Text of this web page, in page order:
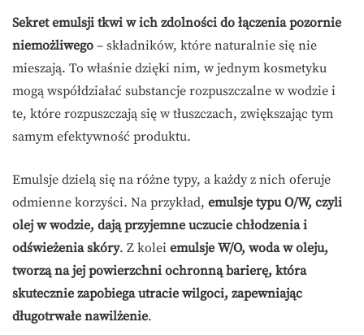
Sekret emulsji tkwi w ich zdolności do łączenia pozornie
niemożliwego – składników, które naturalnie się nie
mieszają. To właśnie dzięki nim, w jednym kosmetyku
mogą współdziałać substancje rozpuszczalne w wodzie i
te, które rozpuszczają się w tłuszczach, zwiększając tym
samym efektywność produktu.
Emulsje dzielą się na różne typy, a każdy z nich oferuje
odmienne korzyści. Na przykład, emulsje typu O/W, czyli
olej w wodzie, dają przyjemne uczucie chłodzenia i
odświeżenia skóry. Z kolei emulsje W/O, woda w oleju,
tworzą na jej powierzchni ochronną barierę, która
skutecznie zapobiega utracie wilgoci, zapewniając
długotrwałe nawilżenie.